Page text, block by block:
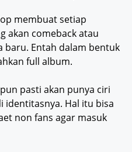
membuat setiap
akan comeback atau
baru. Entah dalam bentuk
full album.
pasti akan punya ciri
identitasnya. Hal itu bisa
non fans agar masuk